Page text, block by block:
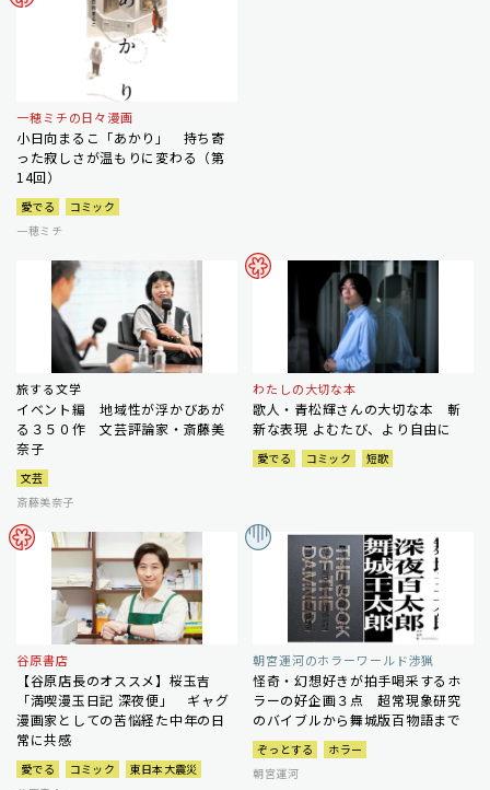
一穂ミチの日々漫画
小日向まるこ「あかり」 持ち寄
った寂しさが温もりに変わる（第
14回）
愛でる
コミック
一穂ミチ
旅する文学
イベント編 地域性が浮かびあが
る３５０作 文芸評論家・斎藤美
奈子
文芸
斎藤美奈子
わたしの大切な本
歌人・青松輝さんの大切な本 斬
新な表現 よむたび、より自由に
愛でる コミック 短歌
谷原書店
【谷原店長のオススメ】桜玉吉
「満喫漫玉日記 深夜便」 ギャグ
漫画家としての苦悩経た中年の日
常に共感
愛でる コミック
東日本大震災
朝宮運河のホラーワールド渉猟
怪奇・幻想好きが拍手喝采するホ
ラーの好企画３点 超常現象研究
のバイブルから舞城版百物語まで
ぞっとする
ホラー
朝宮運河